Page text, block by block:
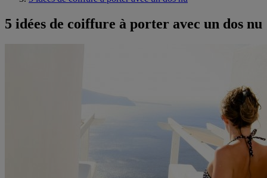
5 idées de coiffure à porter avec un dos nu